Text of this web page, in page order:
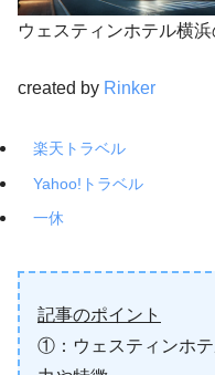
ウェスティンホテル横
created by Rinker
楽天トラベル
Yahoo!トラベル
一休
記事のポイント
①：ウェスティンホ